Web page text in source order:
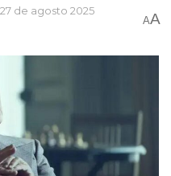
27 de agosto 2025
AA